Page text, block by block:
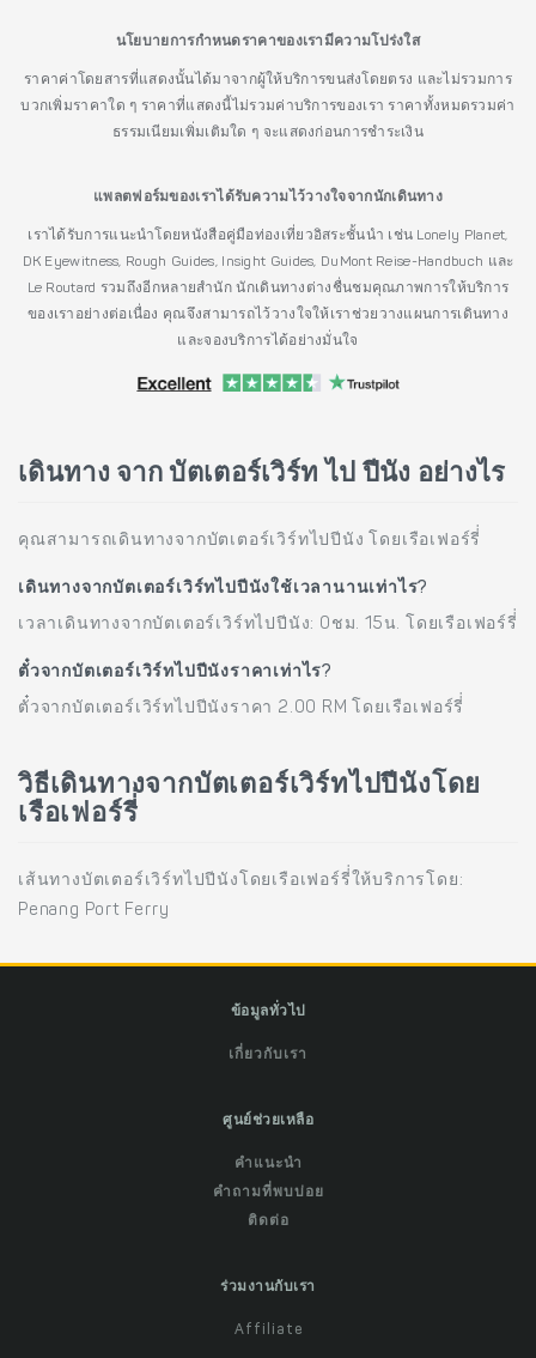
นโยบายการกำหนดราคาของเรามีความโปร่งใส
ราคาค่าโดยสารที่แสดงนั้นได้มาจากผู้ให้บริการขนส่งโดยตรง และไม่รวมการ
บวกเพิ่มราคาใด ๆ ราคาที่แสดงนี้ไม่รวมค่าบริการของเรา ราคาทั้งหมดรวมค่า
ธรรมเนียมเพิ่มเติมใด ๆ จะแสดงก่อนการชำระเงิน
แพลตฟอร์มของเราได้รับความไว้วางใจจากนักเดินทาง
เราได้รับการแนะนำโดยหนังสือคู่มือท่องเที่ยวอิสระชั้นนำ เช่น Lonely Planet,
DK Eyewitness, Rough Guides, Insight Guides, DuMont Reise-Handbuch และ
Le Routard รวมถึงอีกหลายสำนัก นักเดินทางต่างชื่นชมคุณภาพการให้บริการ
ของเราอย่างต่อเนื่อง คุณจึงสามารถไว้วางใจให้เราช่วยวางแผนการเดินทาง
และจองบริการได้อย่างมั่นใจ
เดินทาง จาก บัตเตอร์เวิร์ท ไป ปีนัง อย่างไร
คุณสามารถเดินทางจากบัตเตอร์เวิร์ทไปปีนัง โดยเรือเฟอร์รี่่
เดินทางจากบัตเตอร์เวิร์ทไปปีนังใช้เวลานานเท่าไร?
เวลาเดินทางจากบัตเตอร์เวิร์ทไปปีนัง: 0ชม. 15น. โดยเรือเฟอร์รี่่
ตั๋วจากบัตเตอร์เวิร์ทไปปีนังราคาเท่าไร?
ตั๋วจากบัตเตอร์เวิร์ทไปปีนังราคา 2.00 RM โดยเรือเฟอร์รี่่
วิธีเดินทางจากบัตเตอร์เวิร์ทไปปีนังโดย
เรือเฟอร์รี่่
เส้นทางบัตเตอร์เวิร์ทไปปีนังโดยเรือเฟอร์รี่่ให้บริการโดย:
Penang Port Ferry
ข้อมูลทั่วไป
เกี่ยวกับเรา
ศูนย์ช่วยเหลือ
คำแนะนำ
คำถามที่พบบ่อย
ติดต่อ
ร่วมงานกับเรา
Affiliate